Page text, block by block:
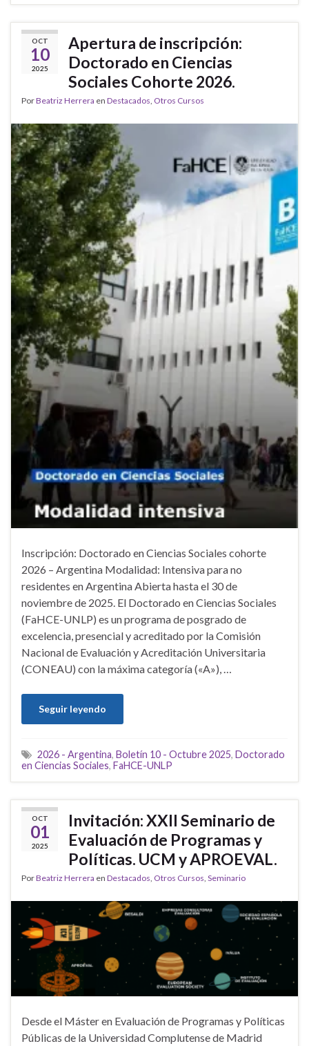
OCT
10
2025
Apertura de inscripción:
Doctorado en Ciencias
Sociales Cohorte 2026.
PorBeatriz Herrera en Destacados Otros Cursos
Inscripción: Doctorado en Ciencias Sociales cohorte
2026 – Argentina Modalidad: Intensiva para no
residentes en Argentina Abierta hasta el 30 de
noviembre de 2025. El Doctorado en Ciencias Sociales
(FaHCE-UNLP) es un programa de posgrado de
excelencia, presencial y acreditado por la Comisión
Nacional de Evaluación y Acreditación Universitaria
(CONEAU) con la máxima categoría («A»), …
Seguir leyendo
2026 - Argentina, Boletín 10 - Octubre 2025, Doctorado
en Ciencias Sociales, FaHCE-UNLP
OCT
01
2025
Invitación: XXII Seminario de
Evaluación de Programas y
Políticas. UCM y APROEVAL.
PorBeatriz Herrera en Destacados Otros Cursos Seminario
Desde el Máster en Evaluación de Programas y Políticas
Públicas de la Universidad Complutense de Madrid